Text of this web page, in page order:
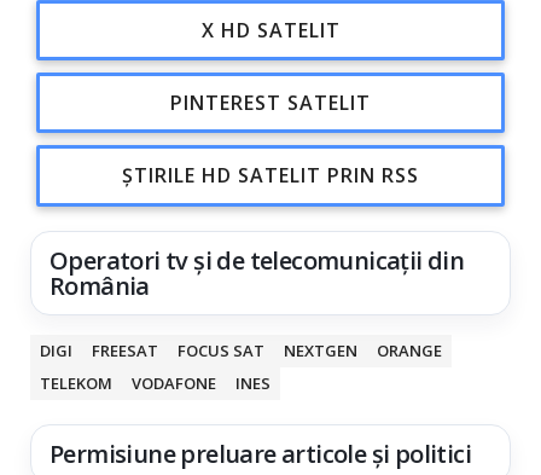
X HD SATELIT
PINTEREST SATELIT
ȘTIRILE HD SATELIT PRIN RSS
Operatori tv și de telecomunicații din
România
DIGI FREESAT FOCUS SAT NEXTGEN
ORANGE
TELEKOM
VODAFONE INES
Permisiune preluare articole și politici